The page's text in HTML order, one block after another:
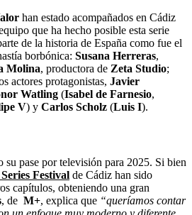
han estado acompañados en Cádiz
que ha hecho posible esta serie
de la historia de España como fue el
borbónica: Susana Herreras,
Molina, productora de Zeta Studio;
actores protagonistas, Javier
Watling (Isabel de Farnesio,
V) y Carlos Scholz (Luis I).
su pase por televisión para 2025. Si bien
Festival de Cádiz han sido
capítulos, obteniendo una gran
, de M+, explica que “queríamos contar